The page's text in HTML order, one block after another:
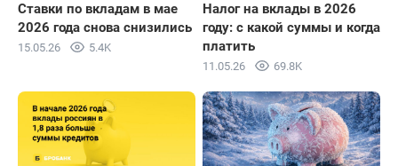
Ставки по вкладам в мае
2026 года снова снизились
15.05.26 5.4K
Налог на вклады в 2026
году: с какой суммы и когда
платить
11.05.26 69.8K